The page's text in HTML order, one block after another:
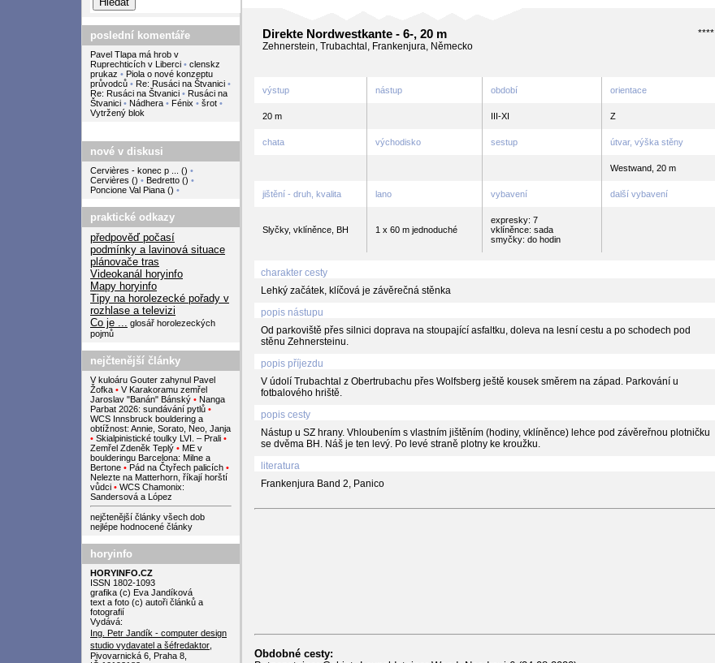
poslední komentáře
Pavel Tlapa má hrob v
Ruprechticích v Liberci • clenskz
prukaz • Piola o nové konzeptu
průvodců • Re: Rusáci na Štvanici •
Re: Rusáci na Štvanici • Rusáci na
Štvanici • Nádhera • Fénix • šrot •
Vytržený blok
nové v diskusi
Cervières - konec p ... () •
Cervières () • Bedretto () •
Poncione Val Piana () •
praktické odkazy
předpověď počasí
podmínky a lavinová situace
plánovače tras
Videokanál horyinfo
Mapy horyinfo
Tipy na horolezecké pořady v
rozhlase a televizi
Co je ... glosář horolezeckých
pojmů
nejčtenější články
V kuloáru Gouter zahynul Pavel
Žofka • V Karakoramu zemřel
Jaroslav "Banán" Bánský • Nanga
Parbat 2026: sundávání pytlů •
WCS Innsbruck bouldering a
obtížnost: Annie, Sorato, Neo, Janja
• Skialpinistické toulky LVI. – Prali •
Zemřel Zdeněk Teplý • ME v
boulderingu Barcelona: Milne a
Bertone • Pád na Čtyřech palicích •
Nelezte na Matterhorn, říkají horští
vůdci • WCS Chamonix:
Sandersová a López
nejčtenější články všech dob
nejlépe hodnocené články
horyinfo
HORYINFO.CZ
ISSN 1802-1093
grafika (c) Eva Jandíková
text a foto (c) autoři článků a
fotografií
Vydává:
Ing. Petr Jandík - computer design
studio vydavatel a šéfredaktor
Pivovarnická 6, Praha 8,
****
Direkte Nordwestkante - 6-, 20 m
Zehnerstein, Trubachtal, Frankenjura, Německo
výstup nástup období orientace
20 m III-XI Z
chata východisko sestup útvar, výška stěny
Westwand, 20 m
jištění - druh, kvalita lano vybavení další vybavení
Slyčky, vklíněnce, BH 1 x 60 m jednoduché
expresky: 7
vklíněnce: sada
smyčky: do hodin
charakter cesty
Lehký začátek, klíčová je závěrečná stěnka
popis nástupu
Od parkoviště přes silnici doprava na stoupající asfaltku, doleva na lesní cestu a po schodech pod
stěnu Zehnersteinu.
popis příjezdu
V údolí Trubachtal z Obertrubachu přes Wolfsberg ještě kousek směrem na západ. Parkování u
fotbalového hriště.
popis cesty
Nástup u SZ hrany. Vhloubením s vlastním jištěním (hodiny, vklíněnce) lehce pod závěreřnou plotničku
se dvěma BH. Náš je ten levý. Po levé straně plotny ke kroužku.
literatura
Frankenjura Band 2, Panico
Obdobné cesty: